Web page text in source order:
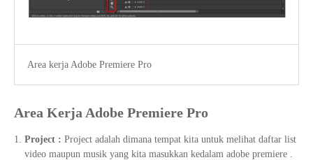
Area kerja Adobe Premiere Pro
Area Kerja Adobe Premiere Pro
Project : Project adalah dimana tempat kita untuk melihat daftar list
video maupun musik yang kita masukkan kedalam adobe premiere .